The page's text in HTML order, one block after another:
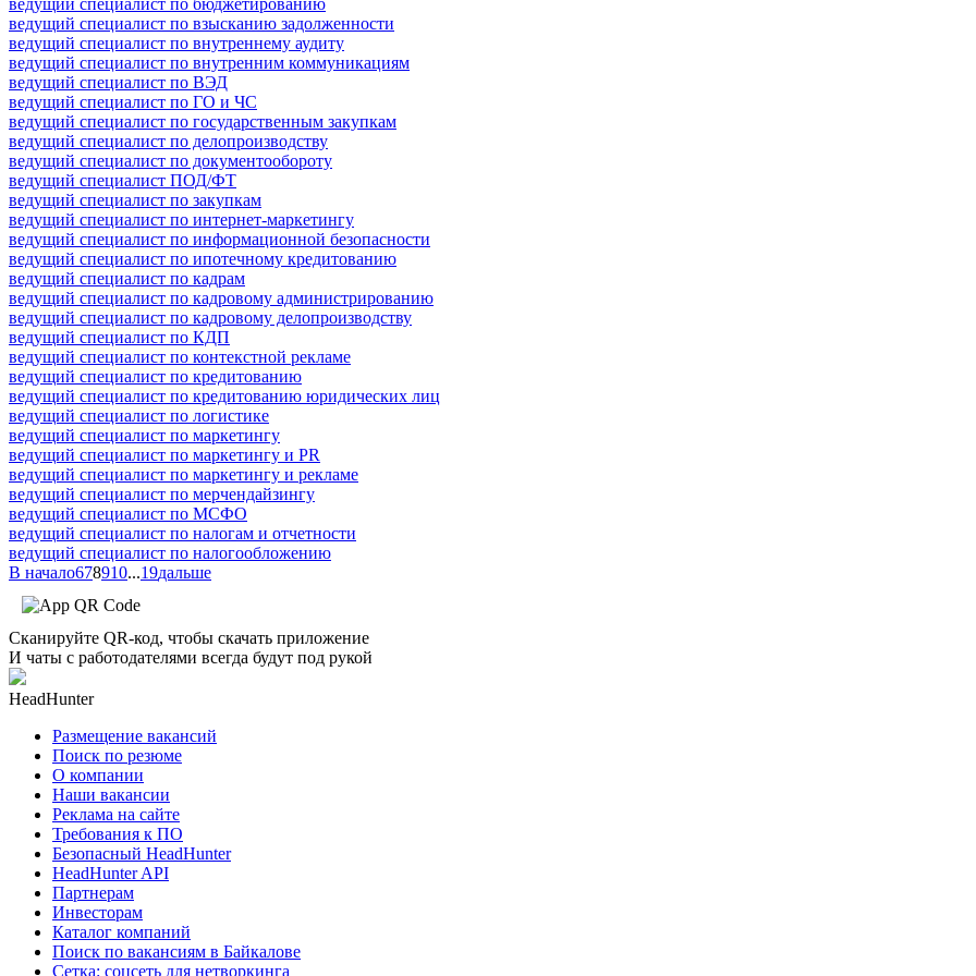
ведущий специалист по взысканию задолженности
ведущий специалист по внутреннему аудиту
ведущий специалист по внутренним коммуникациям
ведущий специалист по ВЭД
ведущий специалист по ГО и ЧС
ведущий специалист по государственным закупкам
ведущий специалист по делопроизводству
ведущий специалист по документообороту
ведущий специалист ПОД/ФТ
ведущий специалист по закупкам
ведущий специалист по интернет-маркетингу
ведущий специалист по информационной безопасности
ведущий специалист по ипотечному кредитованию
ведущий специалист по кадрам
ведущий специалист по кадровому администрированию
ведущий специалист по кадровому делопроизводству
ведущий специалист по КДП
ведущий специалист по контекстной рекламе
ведущий специалист по кредитованию
ведущий специалист по кредитованию юридических лиц
ведущий специалист по логистике
ведущий специалист по маркетингу
ведущий специалист по маркетингу и PR
ведущий специалист по маркетингу и рекламе
ведущий специалист по мерчендайзингу
ведущий специалист по МСФО
ведущий специалист по налогам и отчетности
ведущий специалист по налогообложению
В начало678910...19дальше
Сканируйте QR-код, чтобы скачать приложение
И чаты с работодателями всегда будут под рукой
HeadHunter
Размещение вакансий
Поиск по резюме
О компании
Наши вакансии
Реклама на сайте
Требования к ПО
Безопасный HeadHunter
HeadHunter API
Партнерам
Инвесторам
Каталог компаний
Поиск по вакансиям в Байкалове
Сетка: соцсеть для нетворкинга